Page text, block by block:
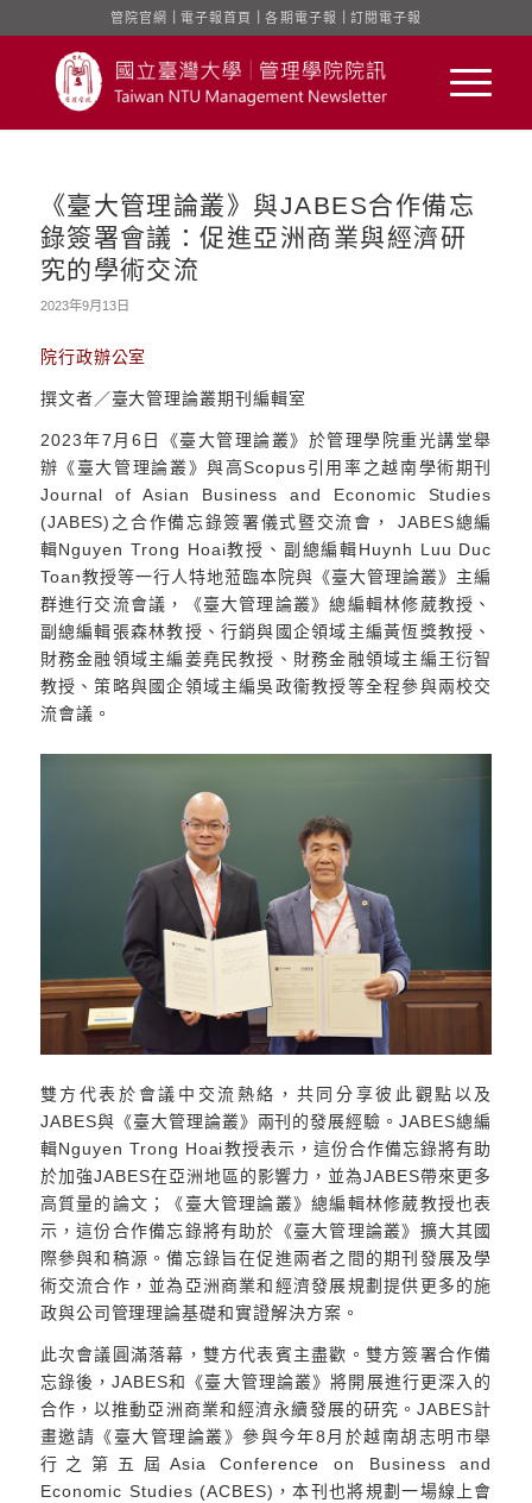
管院官網 電子報首頁 ｜各期電子報 訂閱電子報
《臺大管理論叢》與JABES合作備忘
錄簽署會議：促進亞洲商業與經濟研
究的學術交流
2023年9月13日
院行政辦公室
撰文者／臺大管理論叢期刊編輯室
2023年7月6日《臺大管理論叢》於管理學院重光講堂舉
辦《臺大管理論叢》與高Scopus引用率之越南學術期刊
Journal of Asian Business and Economic Studies
(JABES)之合作備忘錄簽署儀式暨交流會， JABES總編
輯Nguyen Trong Hoai教授、副總編輯Huynh Luu Duc
Toan教授等一行人特地蒞臨本院與《臺大管理論叢》主編
群進行交流會議，《臺大管理論叢》總編輯林修葳教授、
副總編輯張森林教授、行銷與國企領域主編黃恆獎教授、
財務金融領域主編姜堯民教授、財務金融領域主編王衍智
教授、策略與國企領域主編吳政衞教授等全程參與兩校交
流會議。
雙方代表於會議中交流熱絡，共同分享彼此觀點以及
JABES與《臺大管理論叢》兩刊的發展經驗。JABES總編
輯Nguyen Trong Hoai教授表示，這份合作備忘錄將有助
於加強JABES在亞洲地區的影響力，並為JABES帶來更多
高質量的論文；《臺大管理論叢》總編輯林修葳教授也表
示，這份合作備忘錄將有助於《臺大管理論叢》擴大其國
際參與和稿源。備忘錄旨在促進兩者之間的期刊發展及學
術交流合作，並為亞洲商業和經濟發展規劃提供更多的施
政與公司管理理論基礎和實證解決方案。
此次會議圓滿落幕，雙方代表賓主盡歡。雙方簽署合作備
忘錄後，JABES和《臺大管理論叢》將開展進行更深入的
合作，以推動亞洲商業和經濟永續發展的研究。JABES計
畫邀請《臺大管理論叢》參與今年8月於越南胡志明市舉
行之第五屆Asia Conference on Business and
Economic Studies (ACBES)，本刊也將規劃一場線上會